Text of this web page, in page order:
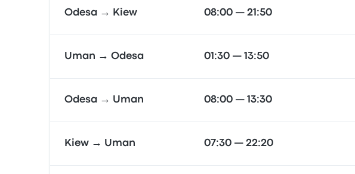
Odesa → Kiew 08:00 — 21:50
Uman → Odesa 01:30 — 13:50
Odesa → Uman 08:00 — 13:30
Kiew → Uman 07:30 — 22:20